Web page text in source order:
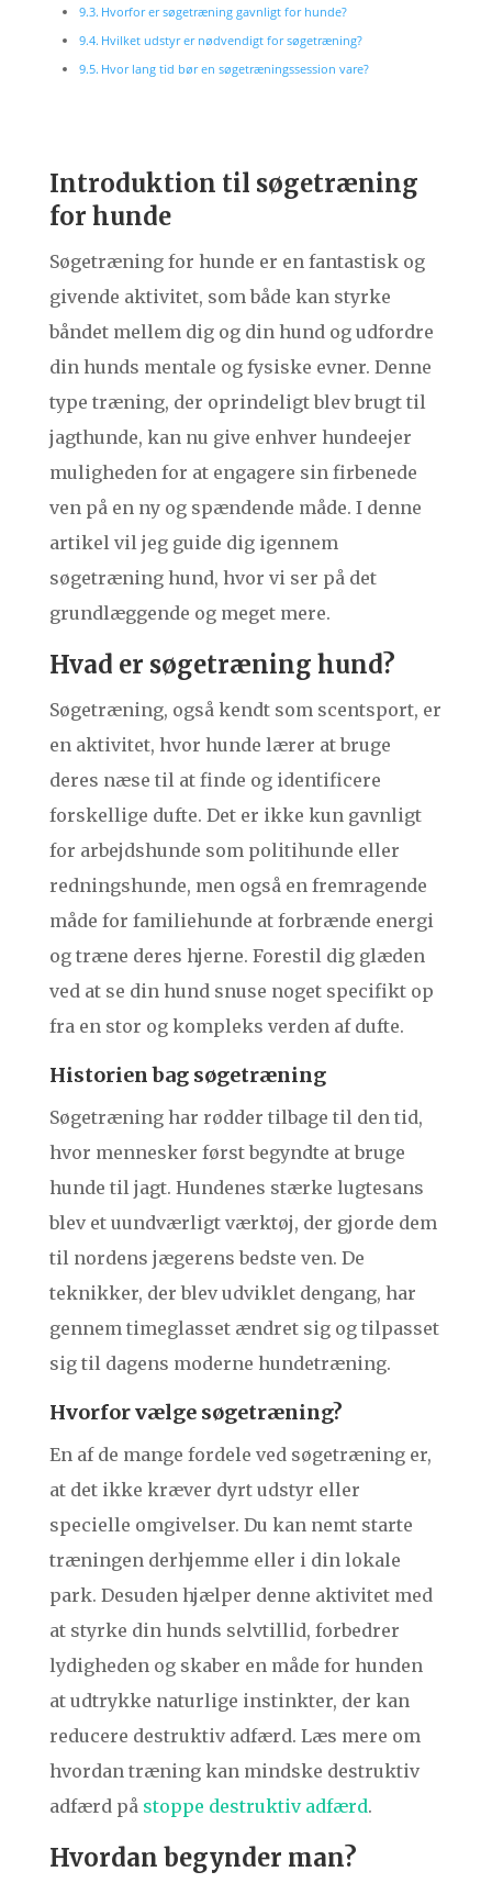
Hvorfor er søgetræning gavnligt for hunde?
Hvilket udstyr er nødvendigt for søgetræning?
Hvor lang tid bør en søgetræningssession vare?
Introduktion til søgetræning
for hunde
Søgetræning for hunde er en fantastisk og
givende aktivitet, som både kan styrke
båndet mellem dig og din hund og udfordre
din hunds mentale og fysiske evner. Denne
type træning, der oprindeligt blev brugt til
jagthunde, kan nu give enhver hundeejer
muligheden for at engagere sin firbenede
ven på en ny og spændende måde. I denne
artikel vil jeg guide dig igennem
søgetræning hund, hvor vi ser på det
grundlæggende og meget mere.
Hvad er søgetræning hund?
Søgetræning, også kendt som scentsport, er
en aktivitet, hvor hunde lærer at bruge
deres næse til at finde og identificere
forskellige dufte. Det er ikke kun gavnligt
for arbejdshunde som politihunde eller
redningshunde, men også en fremragende
måde for familiehunde at forbrænde energi
og træne deres hjerne. Forestil dig glæden
ved at se din hund snuse noget specifikt op
fra en stor og kompleks verden af dufte.
Historien bag søgetræning
Søgetræning har rødder tilbage til den tid,
hvor mennesker først begyndte at bruge
hunde til jagt. Hundenes stærke lugtesans
blev et uundværligt værktøj, der gjorde dem
til nordens jægerens bedste ven. De
teknikker, der blev udviklet dengang, har
gennem timeglasset ændret sig og tilpasset
sig til dagens moderne hundetræning.
Hvorfor vælge søgetræning?
En af de mange fordele ved søgetræning er,
at det ikke kræver dyrt udstyr eller
specielle omgivelser. Du kan nemt starte
træningen derhjemme eller i din lokale
park. Desuden hjælper denne aktivitet med
at styrke din hunds selvtillid, forbedrer
lydigheden og skaber en måde for hunden
at udtrykke naturlige instinkter, der kan
reducere destruktiv adfærd. Læs mere om
hvordan træning kan mindske destruktiv
adfærd på stoppe destruktiv adfærd.
Hvordan begynder man?